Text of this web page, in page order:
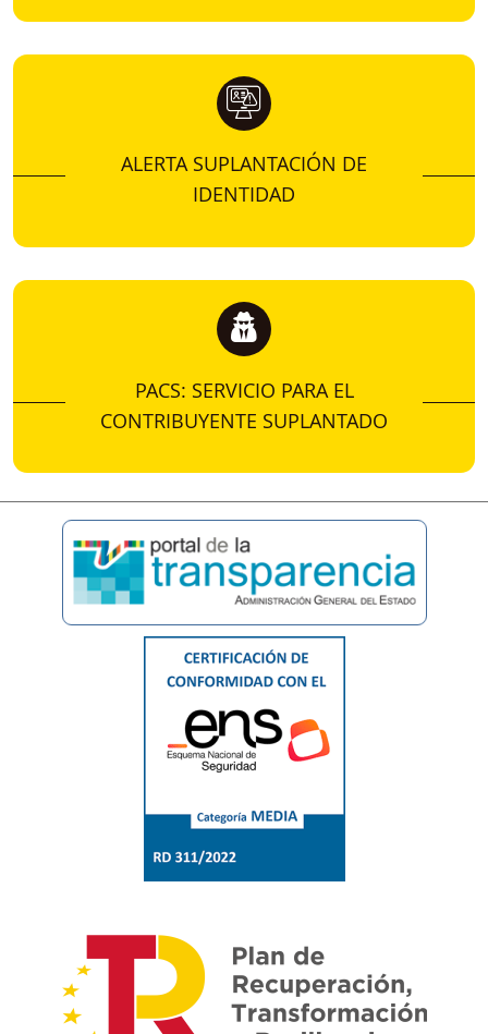
ALERTA SUPLANTACIÓN DE
IDENTIDAD
PACS: SERVICIO PARA EL
CONTRIBUYENTE SUPLANTADO